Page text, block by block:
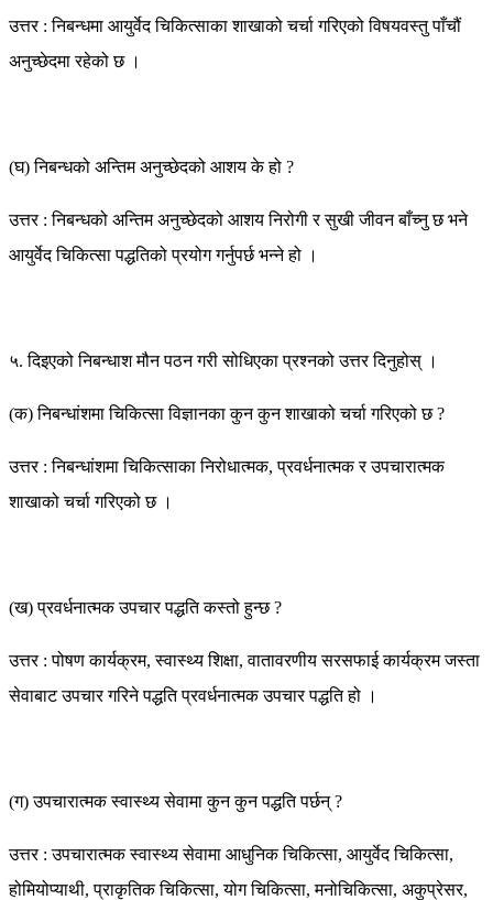
उत्तर : निबन्धमा आयुर्वेद चिकित्साका शाखाको चर्चा गरिएको विषयवस्तु पाँचौं
अनुच्छेदमा रहेको छ ।
(घ) निबन्धको अन्तिम अनुच्छेदको आशय के हो ?
उत्तर : निबन्धको अन्तिम अनुच्छेदको आशय निरोगी र सुखी जीवन बाँच्नु छ भने
आयुर्वेद चिकित्सा पद्धतिको प्रयोग गर्नुपर्छ भन्ने हो ।
५. दिइएको निबन्धाश मौन पठन गरी सोधिएका प्रश्नको उत्तर दिनुहोस् ।
(क) निबन्धांशमा चिकित्सा विज्ञानका कुन कुन शाखाको चर्चा गरिएको छ ?
उत्तर : निबन्धांशमा चिकित्साका निरोधात्मक, प्रवर्धनात्मक र उपचारात्मक
शाखाको चर्चा गरिएको छ ।
(ख) प्रवर्धनात्मक उपचार पद्धति कस्तो हुन्छ ?
उत्तर : पोषण कार्यक्रम, स्वास्थ्य शिक्षा, वातावरणीय सरसफाई कार्यक्रम जस्ता
सेवाबाट उपचार गरिने पद्धति प्रवर्धनात्मक उपचार पद्धति हो ।
(ग) उपचारात्मक स्वास्थ्य सेवामा कुन कुन पद्धति पर्छन् ?
उत्तर : उपचारात्मक स्वास्थ्य सेवामा आधुनिक चिकित्सा, आयुर्वेद चिकित्सा,
होमियोप्याथी, प्राकृतिक चिकित्सा, योग चिकित्सा, मनोचिकित्सा, अकुप्रेसर,